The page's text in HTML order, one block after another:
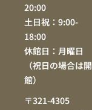
20:00
土日祝：9:00-
18:00
休館日：月曜日
（祝日の場合は開
館）
〒321-4305